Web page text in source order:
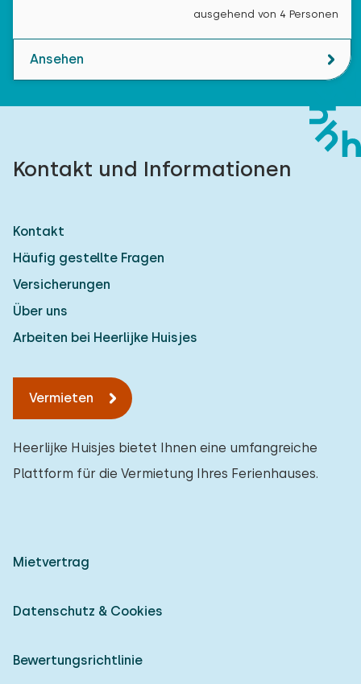
ausgehend von 4 Personen
Ansehen
Kontakt und Informationen
Kontakt
Häufig gestellte Fragen
Versicherungen
Über uns
Arbeiten bei Heerlijke Huisjes
Vermieten
Heerlijke Huisjes bietet Ihnen eine umfangreiche
Plattform für die Vermietung Ihres Ferienhauses.
Mietvertrag
Datenschutz & Cookies
Bewertungsrichtlinie